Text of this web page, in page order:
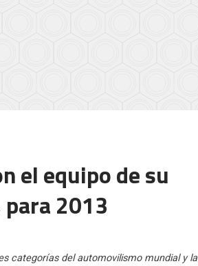
el equipo de su
2013
categorías del automovilismo mundial y la